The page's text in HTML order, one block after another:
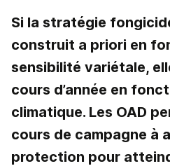
Si la stratégie
construit a priori en
sensibilité variétale,
cours d’année en
climatique. Les OAD
cours de campagne à
protection pour